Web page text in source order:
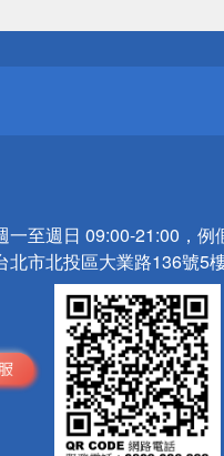
一至週日 09:00-21:00，例
北市北投區大業路136號5